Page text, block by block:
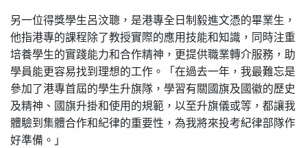
另一位得獎學生呂汶聰，是港專全日制毅進文憑的畢業生，
他指港專的課程除了教授實際的應用技能和知識，同時注重
培養學生的實踐能力和合作精神，更提供職業轉介服務，助
學員能更容易找到理想的工作。「在過去一年，我最難忘是
參加了港專首屆的學生升旗隊，學習有關國旗及國徽的歷史
及精神、國旗升掛和使用的規範，以至升旗儀或等，都讓我
體驗到集體合作和紀律的重要性，為我將來投考紀律部隊作
好準備。」